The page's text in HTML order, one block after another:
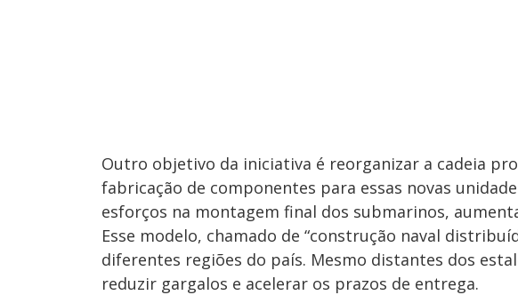
Outro objetivo da iniciativa é reorganizar a cadeia
fabricação de componentes para essas novas
esforços na montagem final dos submarinos,
Esse modelo, chamado de “construção naval
diferentes regiões do país. Mesmo distantes dos
reduzir gargalos e acelerar os prazos de entrega.